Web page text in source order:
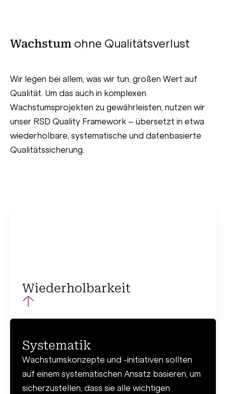
Wachstum ohne Qualitätsverlust
Wir legen bei allem, was wir tun, großen Wert auf
Qualität. Um das auch in komplexen
Wachstumsprojekten zu gewährleisten, nutzen wir
unser RSD Quality Framework – übersetzt in etwa
wiederholbare, systematische und datenbasierte
Qualitätssicherung.
Wiederholbarkeit
können. Das stellt sicher, dass sie auch in
Zukunft erfolgreich sind. Dies kann durch
modulare oder skalierbare Lösungen erreicht
werden, die flexibel angepasst oder erweitert
Systematik
Wachstumskonzepte und -initiativen sollten
auf einem systematischen Ansatz basieren, um
sicherzustellen, dass sie alle wichtigen